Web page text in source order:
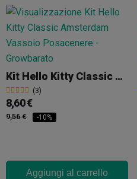
Kit Hello Kitty Classic Amsterdam Vassoio Per Rollare Piccolo + Posacenere
(3)
8,60 €
9,56 € -10%
Aggiungi al carrello